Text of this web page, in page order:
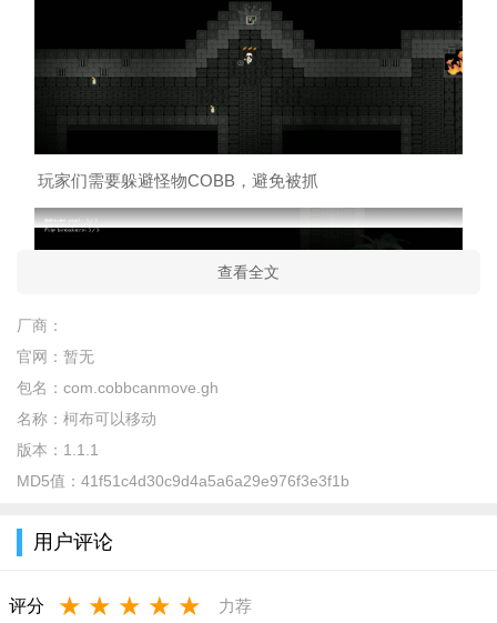
玩家们需要躲避怪物COBB，避免被抓
游戏内容
规则逐级变异的核心机制：游戏的最大特色是规则会随着关
会解锁全新的追踪能力——听觉（脚步声）、视觉（视线追
留，导致后期Cobb拥有复合型猎杀能力，难度呈指数级上升。
查看全文
厂商：
官网： 暂无
包名： com.cobbcanmove.gh
名称： 柯布可以移动
版本： 1.1.1
MD5值： 41f51c4d30c9d4a5a6a29e976f3e3f1b
用户评论
评分 ★ ★ ★ ★ ★ 力荐